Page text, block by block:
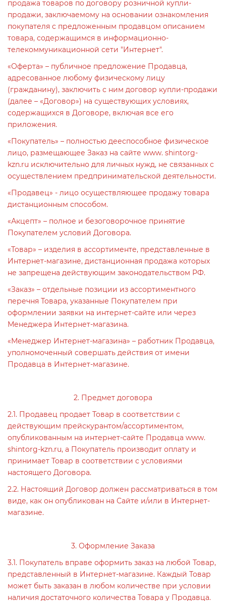
продажа товаров по договору розничной купли-
продажи, заключаемому на основании ознакомления
покупателя с предложенным продавцом описанием
товара, содержащимся в информационно-
телекоммуникационной сети "Интернет".
«Оферта» – публичное предложение Продавца,
адресованное любому физическому лицу
(гражданину), заключить с ним договор купли-продажи
(далее – «Договор») на существующих условиях,
содержащихся в Договоре, включая все его
приложения.
«Покупатель» – полностью дееспособное физическое
лицо, размещающее Заказ на сайте www. shintorg-
kzn.ru исключительно для личных нужд, не связанных с
осуществлением предпринимательской деятельности.
«Продавец» - лицо осуществляющее продажу товара
дистанционным способом.
«Акцепт» – полное и безоговорочное принятие
Покупателем условий Договора.
«Товар» – изделия в ассортименте, представленные в
Интернет-магазине, дистанционная продажа которых
не запрещена действующим законодательством РФ.
«Заказ» – отдельные позиции из ассортиментного
перечня Товара, указанные Покупателем при
оформлении заявки на интернет-сайте или через
Менеджера Интернет-магазина.
«Менеджер Интернет-магазина» – работник Продавца,
уполномоченный совершать действия от имени
Продавца в Интернет-магазине.
2. Предмет договора
2.1. Продавец продает Товар в соответствии с
действующим прейскурантом/ассортиментом,
опубликованным на интернет-сайте Продавца www.
shintorg-kzn.ru, а Покупатель производит оплату и
принимает Товар в соответствии с условиями
настоящего Договора.
2.2. Настоящий Договор должен рассматриваться в том
виде, как он опубликован на Сайте и/или в Интернет-
магазине.
3. Оформление Заказа
3.1. Покупатель вправе оформить заказ на любой Товар,
представленный в Интернет-магазине. Каждый Товар
может быть заказан в любом количестве при условии
наличия достаточного количества Товара у Продавца.